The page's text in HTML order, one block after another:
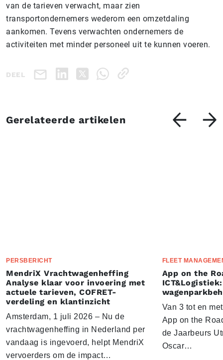
van de tarieven verwacht, maar zien
transportondernemers wederom een omzetdaling
aankomen. Tevens verwachten ondernemers de
activiteiten met minder personeel uit te kunnen voeren.
DEEL
Gerelateerde artikelen
PERSBERICHT
MendriX Vrachtwagenheffing
Analyse klaar voor invoering met
actuele tarieven, COFRET-
verdeling en klantinzicht
Amsterdam, 1 juli 2026 – Nu de
vrachtwagenheffing in Nederland per
vandaag is ingevoerd, helpt MendriX
vervoerders om de impact…
FLEET
App on the
Van 3 tot en
App on the
de Jaarbeurs
Oscar…